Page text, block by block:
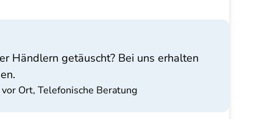
Händlern getäuscht? Bei uns erhalten
Ort, Telefonische Beratung